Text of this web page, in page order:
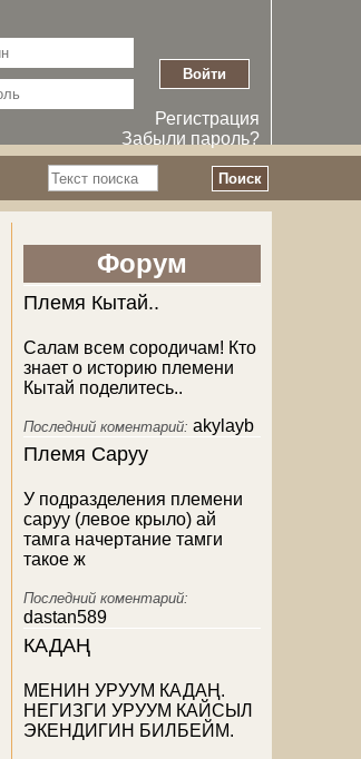
Регистрация
Забыли пароль?
Форма поиска
Поиск
Форум
Племя Кытай..
Салам всем сородичам! Кто
знает о историю племени
Кытай поделитесь..
Последний коментарий: akylayb
Племя Саруу
У подразделения племени
саруу (левое крыло) ай
тамга начертание тамги
такое ж
Последний коментарий:
dastan589
КАДАҢ
МЕНИН УРУУМ КАДАҢ.
НЕГИЗГИ УРУУМ КАЙСЫЛ
ЭКЕНДИГИН БИЛБЕЙМ.